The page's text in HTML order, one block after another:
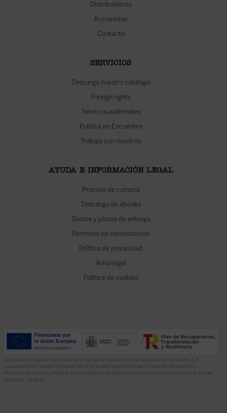
Distribuidores
Accionistas
Contacto
SERVICIOS
Descarga nuestro catálogo
Foreign rights
Servicios editoriales
Publica en Encuentro
Trabaja con nosotros
AYUDA E INFORMACIÓN LEGAL
Proceso de compra
Descarga de ebooks
Gastos y plazos de entrega
Permisos de reproducción
Política de privacidad
Aviso legal
Política de cookies
El proyecto “Implementación de herramientas de Gestión Editorial en Ediciones Encuentro, S.A.
anualidad 2022” ha sido financiado por la Dirección General del Libro y Fomento de la Lectura,
Ministerio de Cultura y Deporte. La finalidad de este apoyo es contribuir a la modernización de pymes
del sector del libro.